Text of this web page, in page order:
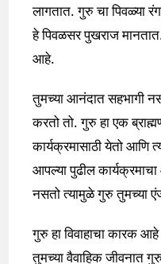
लागतात. गुरु चा पिवळ्या
हे पिवळसर पुखराज
आहे.
तुमच्या आनंदात सहभागी
करतो तो. गुरु हा एक
कार्यक्रमासाठी येतो आणि
आपल्या पुढील
नसतो त्यामुळे गुरु तुमच्या
गुरु हा विवाहाचा कारक
तुमच्या वैवाहिक जीवनात